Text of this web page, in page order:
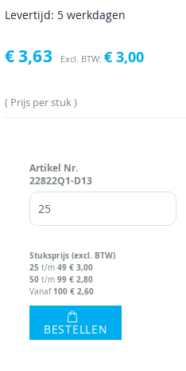
Levertijd: 5 werkdagen
€ 3,63 € 3,00
Prijs per stuk
Artikel Nr.
22822Q1-D13
Stuksprijs (excl. BTW)
25 t/m 49 € 3,00
50 t/m 99 € 2,80
Vanaf 100 € 2,60
BESTELLEN